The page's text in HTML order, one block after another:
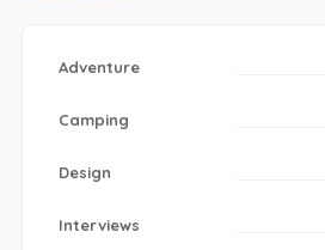
Adventure
Camping
Design
Interviews